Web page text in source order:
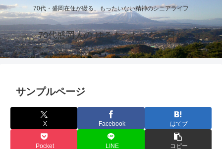
70代・盛岡在住が綴る、もったいない精神のシニアライフ
70代盛岡人の ゆるもったいない日々
サンプルページ
X Facebook はてブ
Pocket LINE コピー